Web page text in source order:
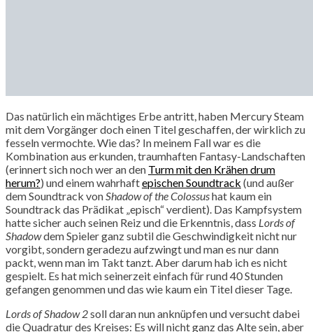
Das natürlich ein mächtiges Erbe antritt, haben Mercury Steam
mit dem Vorgänger doch einen Titel geschaffen, der wirklich zu
fesseln vermochte. Wie das? In meinem Fall war es die
Kombination aus erkunden, traumhaften Fantasy-Landschaften
(erinnert sich noch wer an den Turm mit den Krähen drum
herum?) und einem wahrhaftepischen Soundtrack (und außer
dem Soundtrack von Shadow of the Colossushat kaum ein
Soundtrack das Prädikat „episch“ verdient). Das Kampfsystem
hatte sicher auch seinen Reiz und die Erkenntnis, dass Lords of
Shadowdem Spieler ganz subtil die Geschwindigkeit nicht nur
vorgibt, sondern geradezu aufzwingt und man es nur dann
packt, wenn man im Takt tanzt. Aber darum hab ich es nicht
gespielt. Es hat mich seinerzeit einfach für rund 40 Stunden
gefangen genommen und das wie kaum ein Titel dieser Tage.
Lords of Shadow 2soll daran nun anknüpfen und versucht dabei
die Quadratur des Kreises: Es will nicht ganz das Alte sein, aber